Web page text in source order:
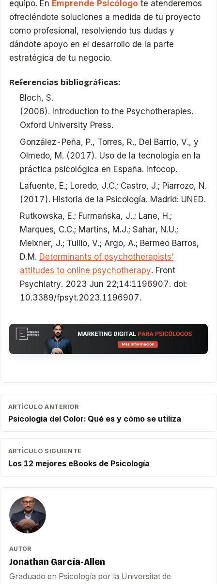
equipo. En Emprende Psicólogo te atenderemos
ofreciéndote soluciones a medida de tu proyecto
como profesional, resolviendo tus dudas y
dándote apoyo en el desarrollo de la parte
estratégica de tu negocio.
Referencias bibliográficas:
Bloch, S.
(2006). Introduction to the Psychotherapies.
Oxford University Press.
González-Peña, P., Torres, R., Del Barrio, V., y
Olmedo, M. (2017). Uso de la tecnología en la
práctica psicológica en España. Infocop.
Lafuente, E.; Loredo, J.C.; Castro, J.; Piarrozo, N.
(2017). Historia de la Psicología. Madrid: UNED.
Rutkowska, E.; Furmańska, J..; Lane, H.;
Marques, C.C.; Martins, M.J.; Sahar, N.U.;
Meixner, J.; Tullio, V.; Argo, A.; Bermeo Barros,
D.M. Determinants of psychotherapists’
attitudes to online psychotherapy. Front
Psychiatry. 2023 Jun 22;14:1196907. doi:
10.3389/fpsyt.2023.1196907.
ARTÍCULO ANTERIOR
Psicología del Color: Qué es y cómo se utiliza
ARTÍCULO SIGUIENTE
Los 12 mejores eBooks de Psicología
AUTOR
Jonathan García-Allen
Graduado en Psicología por la Universitat de